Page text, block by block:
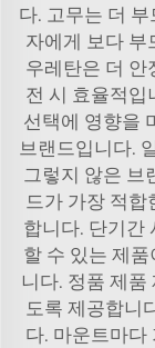
다. 고무는 더
자에게 보다 부
우레탄은 더 안
전 시 효율적입
선택에 영향을
브랜드입니다.
그렇지 않은 브
드가 가장 적
합니다. 단기간
할 수 있는 제
니다. 정품 제
도록 제공합니
다. 마운트마다